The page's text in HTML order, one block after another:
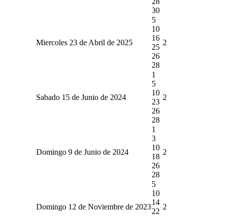
30
Miercoles 23 de Abril de 2025
5
10
16
25
26
28
2
Sabado 15 de Junio de 2024
1
5
10
23
26
28
2
Domingo 9 de Junio de 2024
1
3
10
18
26
28
2
Domingo 12 de Noviembre de 2023
5
10
14
22
2